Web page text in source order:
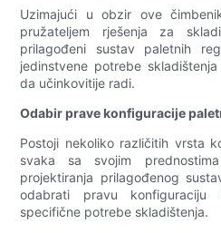
Uzimajući u obzir ove
pružateljem rješenja za
prilagođeni sustav paletnih
jedinstvene potrebe
da učinkovitije radi.
Odabir prave konfiguracije
Postoji nekoliko različitih vrsta
svaka sa svojim
projektiranja prilagođenog
odabrati pravu
specifične potrebe skladištenja.